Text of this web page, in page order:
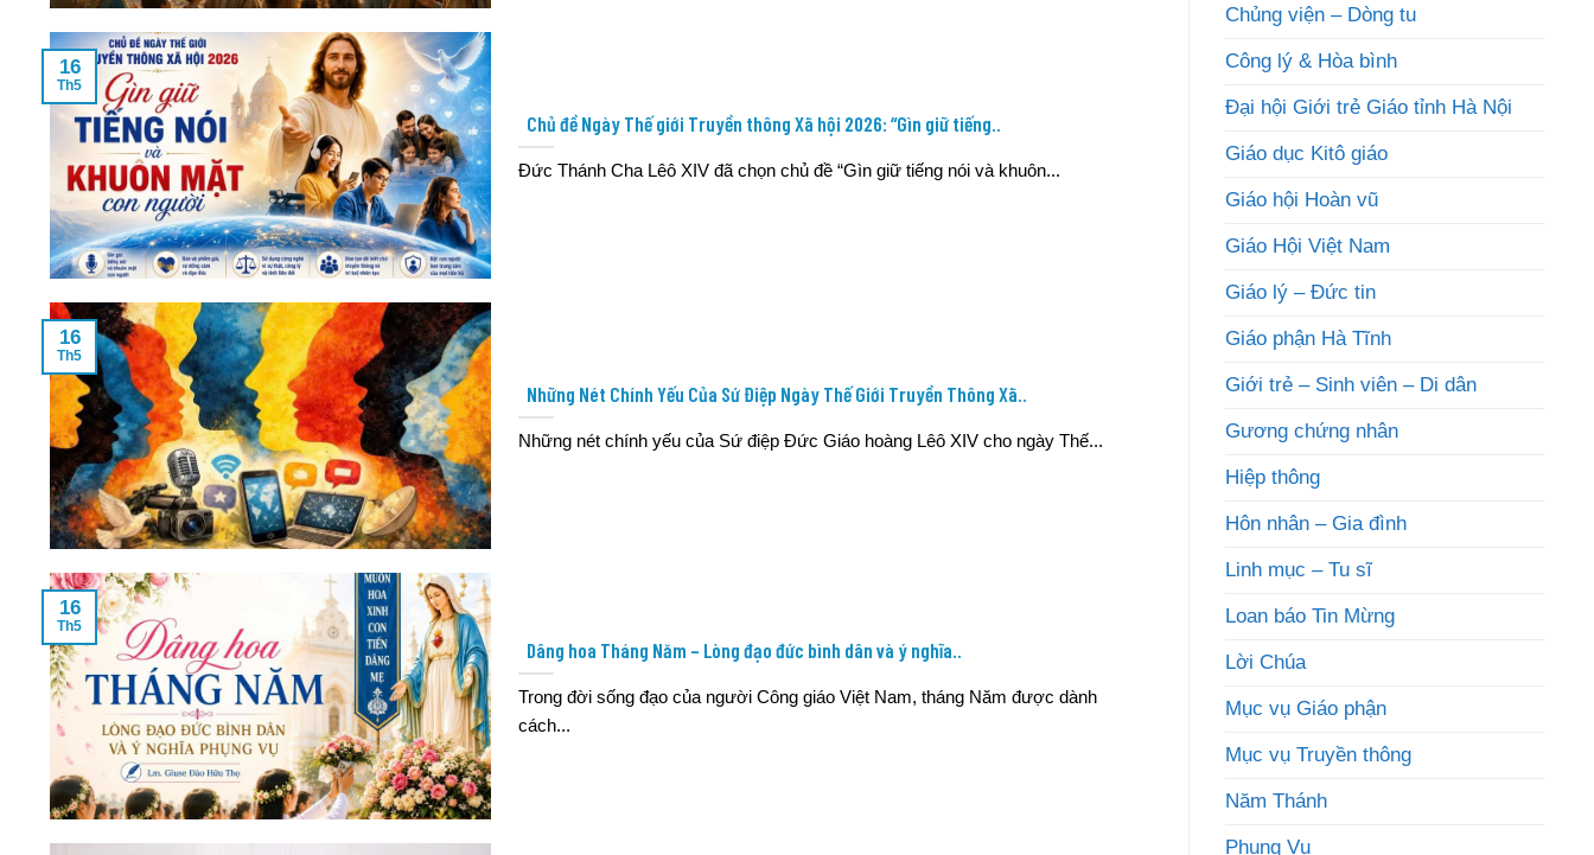
Chủ đề Ngày Thế giới Truyền thông Xã hội 2026: “Gìn giữ tiếng..
Đức Thánh Cha Lêô XIV đã chọn chủ đề “Gìn giữ tiếng nói và khuôn...
16
Th5
Những Nét Chính Yếu Của Sứ Điệp Ngày Thế Giới Truyền Thông Xã..
Những nét chính yếu của Sứ điệp Đức Giáo hoàng Lêô XIV cho ngày Thế...
16
Th5
Dâng hoa Tháng Năm – Lòng đạo đức bình dân và ý nghĩa..
Trong đời sống đạo của người Công giáo Việt Nam, tháng Năm được dành
cách...
16
Th5
Chủng viện – Dòng tu
Công lý & Hòa bình
Đại hội Giới trẻ Giáo tỉnh Hà Nội
Giáo dục Kitô giáo
Giáo hội Hoàn vũ
Giáo Hội Việt Nam
Giáo lý – Đức tin
Giáo phận Hà Tĩnh
Giới trẻ – Sinh viên – Di dân
Gương chứng nhân
Hiệp thông
Hôn nhân – Gia đình
Linh mục – Tu sĩ
Loan báo Tin Mừng
Lời Chúa
Mục vụ Giáo phận
Mục vụ Truyền thông
Năm Thánh
Phụng Vụ